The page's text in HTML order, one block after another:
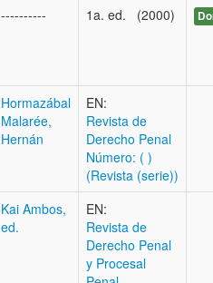
---------- 1a. ed. (2000)
Hormazábal
Malarée,
Hernán
EN:
Revista de
Derecho Penal
Número: ( )
(Revista (serie))
Kai Ambos,
ed.
EN:
Revista de
Derecho Penal
y Procesal